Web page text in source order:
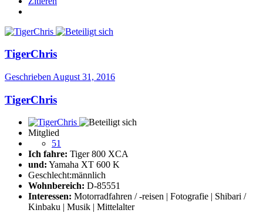
TigerChris
Geschrieben August 31, 2016
TigerChris
Mitglied
51
Ich fahre: Tiger 800 XCA
und: Yamaha XT 600 K
Geschlecht:männlich
Wohnbereich: D-85551
Interessen: Motorradfahren / -reisen | Fotografie | Shibari /
Kinbaku | Musik | Mittelalter